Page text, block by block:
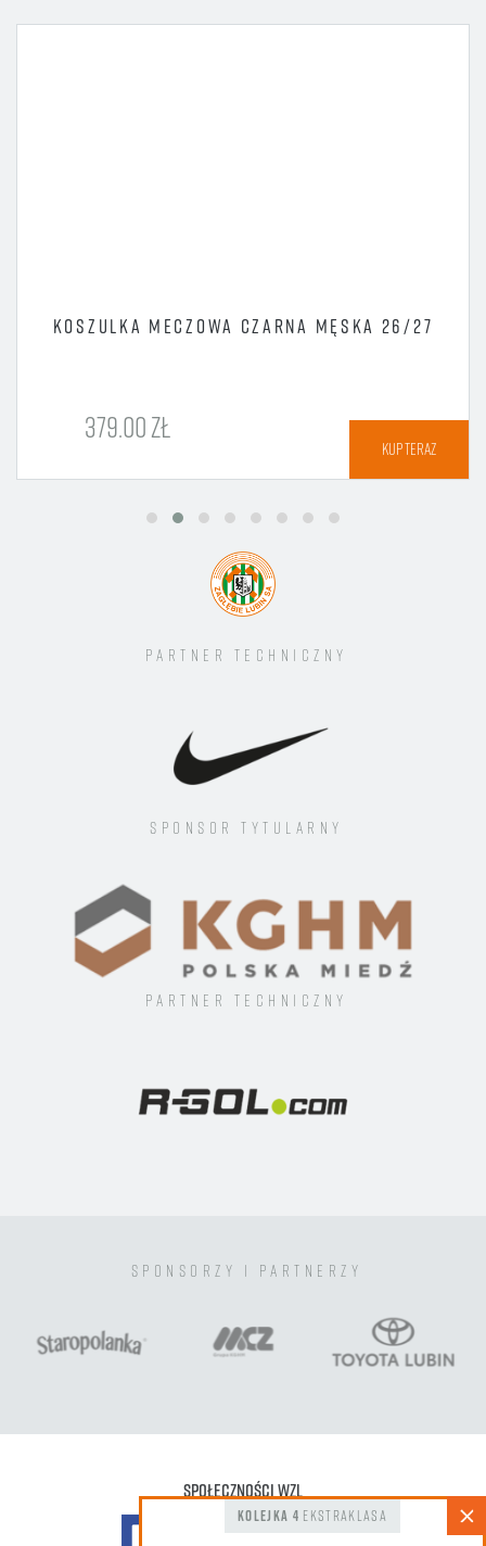
KOSZULKA MECZOWA CZARNA MĘSKA 26/27
379.00 ZŁ
KUP TERAZ
Partner techniczny
Sponsor tytularny
Partner techniczny
sponsorzy i partnerzy
Społeczności WZL
kolejka 4 Ekstraklasa